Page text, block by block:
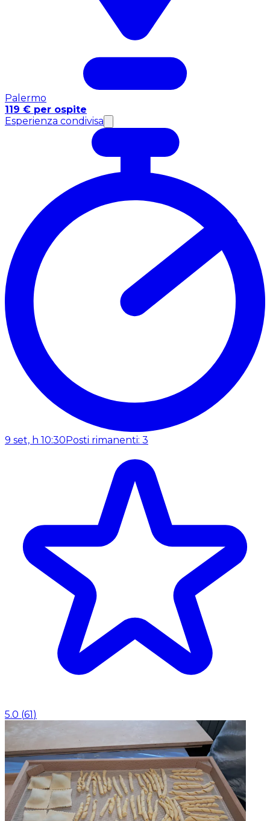
Palermo
119 € per ospite
Esperienza condivisa
9 set, h 10:30 Posti rimanenti: 3
5.0 (61 )